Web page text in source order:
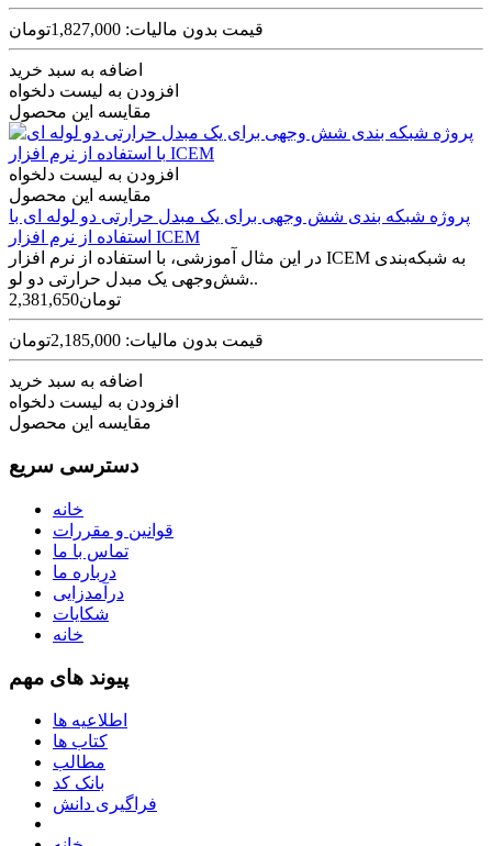
قیمت بدون مالیات: 1,827,000تومان
اضافه به سبد خرید
افزودن به لیست دلخواه
مقایسه این محصول
افزودن به لیست دلخواه
مقایسه این محصول
پروژه شبکه بندی شش وجهی برای یک مبدل حرارتی دو لوله ای با
استفاده از نرم افزار ICEM
در این مثال آموزشی، با استفاده از نرم افزار ICEM به شبکه‌بندی
شش‌وجهی یک مبدل حرارتی دو لو..
2,381,650تومان
قیمت بدون مالیات: 2,185,000تومان
اضافه به سبد خرید
افزودن به لیست دلخواه
مقایسه این محصول
دسترسی سریع
خانه
قوانین و مقررات
تماس با ما
درباره ما
درآمدزایی
شکایات
خانه
پیوند های مهم
اطلاعیه ها
کتاب ها
مطالب
بانک کد
فراگیری دانش